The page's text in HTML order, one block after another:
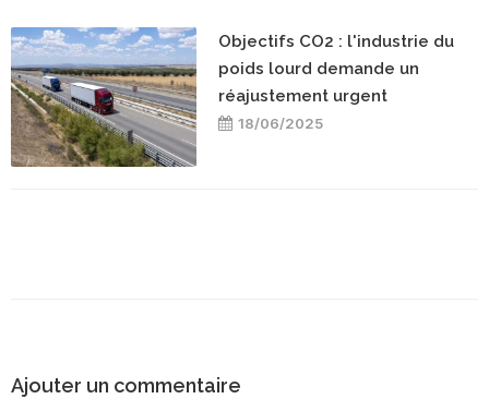
Objectifs CO2 : l'industrie du
poids lourd demande un
réajustement urgent
18/06/2025
Ajouter un commentaire